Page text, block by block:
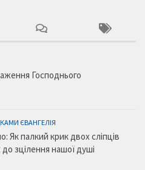
Господнього
ЄВАНГЕЛІЯ
Як палкий крик двох сліпців
зцілення нашої душі